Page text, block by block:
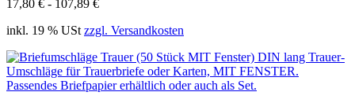
17,80 € - 107,89 €
inkl. 19 % USt zzgl. Versandkosten